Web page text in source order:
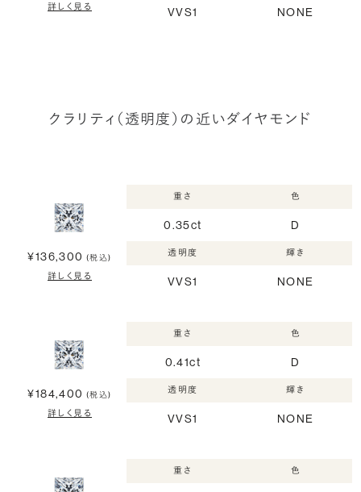
詳しく見る VVS1 NONE
クラリティ（透明度）の近いダイヤモンド
¥136,300 (税込)
詳しく見る
重さ
0.35ct
色
D
透明度
VVS1
輝き
NONE
¥184,400 (税込)
詳しく見る
重さ
0.41ct
色
D
透明度
VVS1
輝き
NONE
重さ 色